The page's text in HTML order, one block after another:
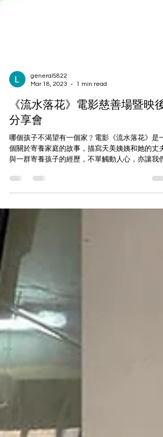
Mar 18, 2023
1 min read
《流水落花》電影慈善場暨映後
分享會
哪個孩子不渴望有一個家﹖電影《流水落花》是一
個關於寄養家庭的故事，描寫天美姨姨和她的丈夫
關心他們的需要，與他們同行嗎，甚至給他們一個